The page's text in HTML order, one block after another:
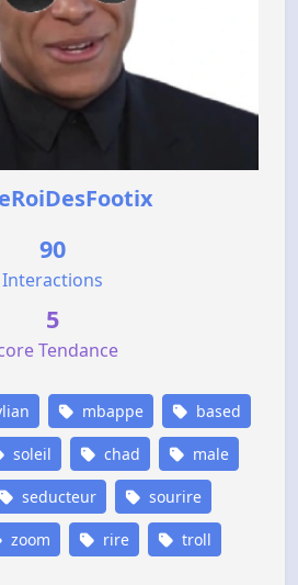
90
Interactions
5
Tendance
mbappe based
soleil chad male
seducteur sourire
zoom rire troll